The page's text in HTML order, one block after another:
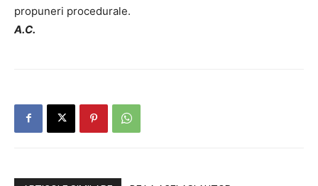
propuneri procedurale.
A.C.